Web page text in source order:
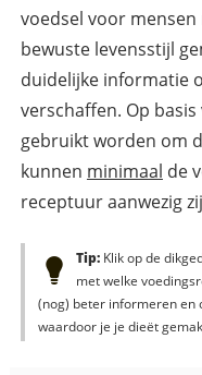
voedsel voor
bewuste levensstijl
duidelijke informatie
verschaffen. Op
gebruikt worden om
kunnen minimaal de
receptuur aanwezig
Tip:Klik op de
met welke
(nog) beter informeren en
waardoor je je dieët